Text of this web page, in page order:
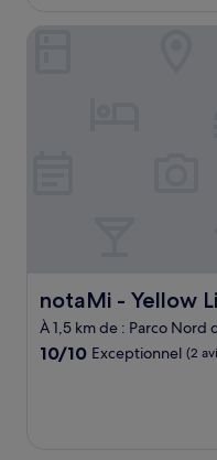
notaMi - Yellow
notaMi - Yellow Line
À 1,5 km de : Parco Nord
10.0
10/10 Exceptionnel (2